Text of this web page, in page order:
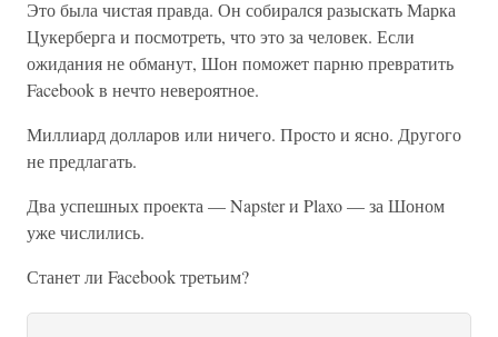
Это была чистая правда. Он собирался разыскать Марка
Цукерберга и посмотреть, что это за человек. Если
ожидания не обманут, Шон поможет парню превратить
Facebook в нечто невероятное.
Миллиард долларов или ничего. Просто и ясно. Другого
не предлагать.
Два успешных проекта — Napster и Plaxo — за Шоном
уже числились.
Станет ли Facebook третьим?